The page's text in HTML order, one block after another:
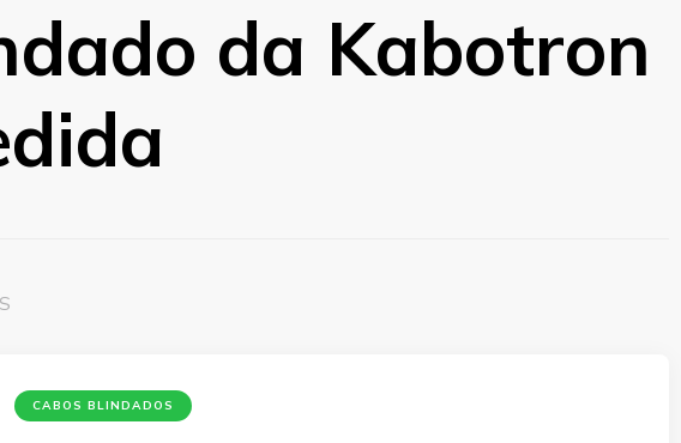
da Kabotron
CABOS BLINDADOS